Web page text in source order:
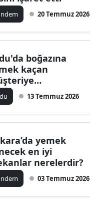
Erzurum
Eskişehir
Gaziantep
Gümüşhane
Hakkari
Hatay
Isparta
Mersin
20 Temmuz 2026
boğazına
kaçan
Heimlich
13 Temmuz 2026
yemek
en iyi
nerelerdir?
03 Temmuz 2026